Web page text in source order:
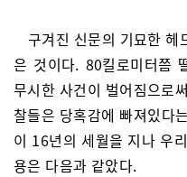
구겨진 신문의 기묘한 헤
은 것이다. 80킬로미터쯤
무시한 사건이 벌어짐으로
찰들은 당혹감에 빠져있다
이 16년의 세월을 지나 우
용은 다음과 같았다.